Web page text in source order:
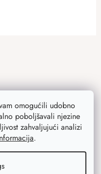
omogućili udobno
poboljšavali njezine
zahvaljujući analizi
.